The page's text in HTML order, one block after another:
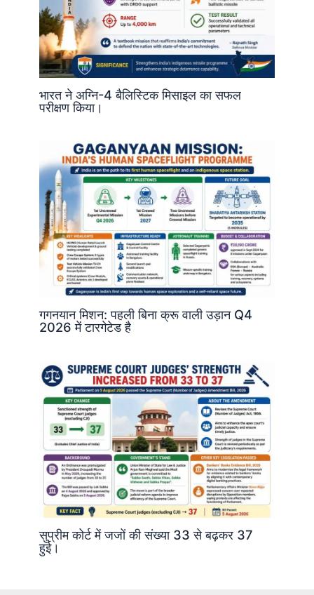
भारत ने अग्नि-4 बैलिस्टिक मिसाइल का सफल
परीक्षण किया।
गगनयान मिशन: पहली बिना क्रू वाली उड़ान Q4
2026 में टारगेटेड है
सुप्रीम कोर्ट में जजों की संख्या 33 से बढ़कर 37
हुई।